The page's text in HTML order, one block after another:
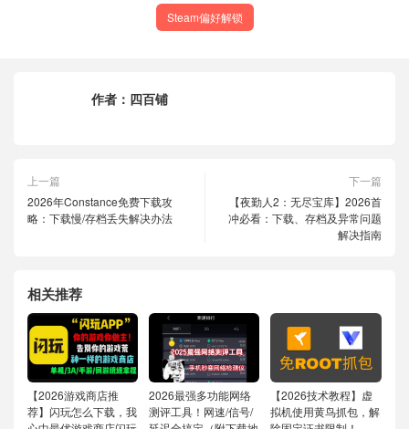
Steam偏好解锁
作者： 四百铺
上一篇
2026年Constance免费下载攻
略：下载慢/存档丢失解决办法
下一篇
【夜勤人2：无尽宝库】2026首
冲必看：下载、存档及异常问题
解决指南
相关推荐
【2026游戏商店推
荐】闪玩怎么下载，我
2026最强多功能网络
测评工具！网速/信号/
【2026技术教程】虚
拟机使用黄鸟抓包，解